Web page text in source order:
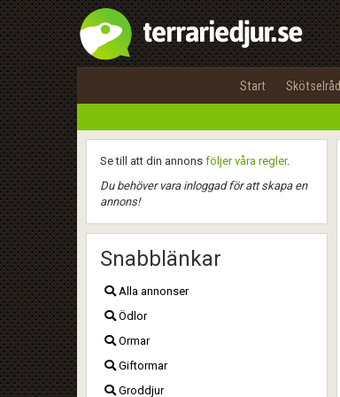
Start Skötselråd
Se till att din annons följer våra regler.
Du behöver vara inloggad för att skapa en
annons!
Snabblänkar
Alla annonser
Ödlor
Ormar
Giftormar
Groddjur